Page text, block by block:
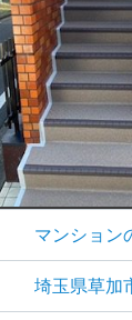
マンション
埼玉県草加